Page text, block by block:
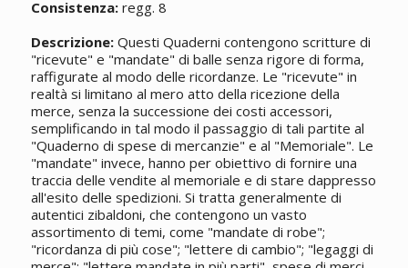
Consistenza:regg. 8
Descrizione:Questi Quaderni contengono scritture di
"ricevute" e "mandate" di balle senza rigore di forma,
raffigurate al modo delle ricordanze. Le "ricevute" in
realtà si limitano al mero atto della ricezione della
merce, senza la successione dei costi accessori,
semplificando in tal modo il passaggio di tali partite al
"Quaderno di spese di mercanzie" e al "Memoriale". Le
"mandate" invece, hanno per obiettivo di fornire una
traccia delle vendite al memoriale e di stare dappresso
all'esito delle spedizioni. Si tratta generalmente di
autentici zibaldoni, che contengono un vasto
assortimento di temi, come "mandate di robe";
"ricordanza di più cose"; "lettere di cambio"; "legaggi di